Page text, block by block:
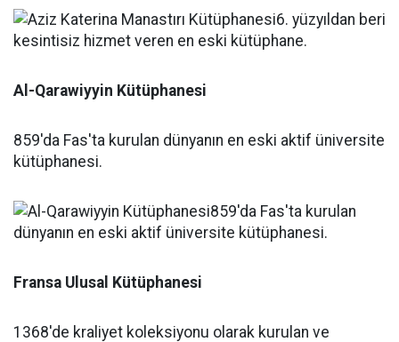
Al-Qarawiyyin Kütüphanesi
859'da Fas'ta kurulan dünyanın en eski aktif üniversite
kütüphanesi.
Fransa Ulusal Kütüphanesi
1368'de kraliyet koleksiyonu olarak kurulan ve